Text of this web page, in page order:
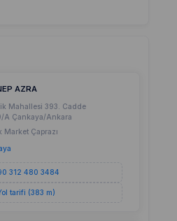
AZRA
Mahallesi 393. Cadde
A Çankaya/Ankara
Market Çaprazı
312 480 3484
tarifi (383 m)